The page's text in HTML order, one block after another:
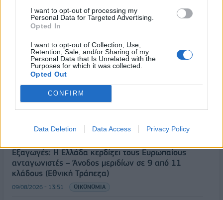
I want to opt-out of processing my
Personal Data for Targeted Advertising.
Opted In
I want to opt-out of Collection, Use,
Retention, Sale, and/or Sharing of my
Personal Data that Is Unrelated with the
Purposes for which it was collected.
Opted Out
CONFIRM
Data Deletion Data Access Privacy Policy
ΡΟΗ ΕΙΔΗΣΕΩΝ
Π. Μαρινάκης: «Το δημογραφικό δεν μπορεί να
περιμένει»
09/08/2026 - 14:34 ΠΟΛΙΤΙΚΗ
Ε. Τουρνάς: Πάνω από 400 πυρκαγιές σε δέκα
09/08/2026 - 14:17 ΠΟΛΙΤΙΚΗ
Εξαγωγές: Η Ελλάδα κερδίζει τους Ευρωπαίους
ανταγωνιστές – Άνοδος μεριδίων σε 9 από 11
κλάδους (Εθνική Τράπεζα)
09/08/2026 - 13:51 ΟΙΚΟΝΟΜΙΑ